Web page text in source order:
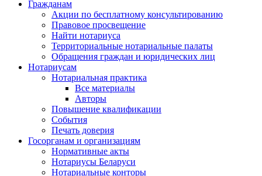
Гражданам
Акции по бесплатному консультированию
Правовое просвещение
Найти нотариуса
Территориальные нотариальные палаты
Обращения граждан и юридических лиц
Нотариусам
Нотариальная практика
Все материалы
Авторы
Повышение квалификации
События
Печать доверия
Госорганам и организациям
Нормативные акты
Нотариусы Беларуси
Нотариальные конторы